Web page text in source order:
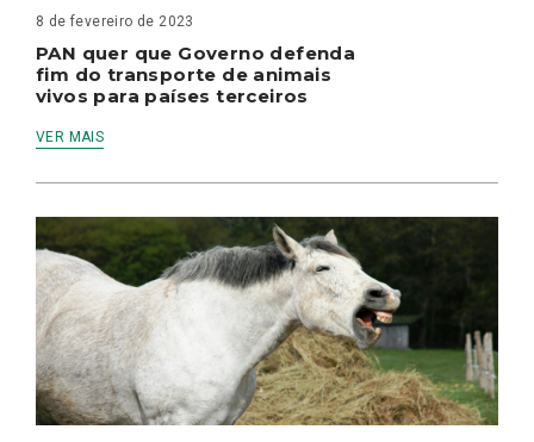
8 de fevereiro de 2023
PAN quer que Governo defenda
fim do transporte de animais
vivos para países terceiros
VER MAIS